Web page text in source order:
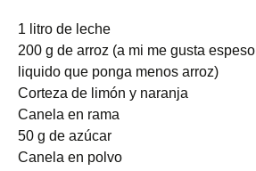
1 litro de leche
200 g de arroz (a mi me gusta
liquido que ponga menos arroz)
Corteza de limón y naranja
Canela en rama
50 g de azúcar
Canela en polvo